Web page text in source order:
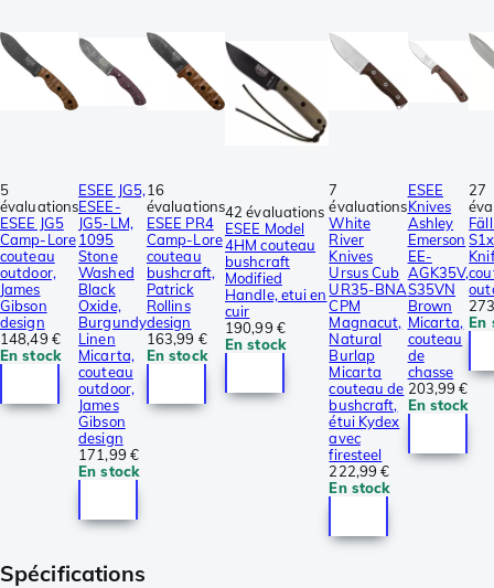
5
évaluations
ESEE JG5
Camp-Lore
couteau
outdoor,
James
Gibson
design
148,49 €
En stock
ESEE JG5,
ESEE-
JG5-LM,
1095
Stone
Washed
Black
Oxide,
Burgundy
Linen
Micarta,
couteau
outdoor,
James
Gibson
design
171,99 €
En stock
16
évaluations
ESEE PR4
Camp-Lore
couteau
bushcraft,
Patrick
Rollins
design
163,99 €
En stock
42 évaluations
ESEE Model
4HM couteau
bushcraft
Modified
Handle, etui en
cuir
190,99 €
En stock
7
évaluations
White
River
Knives
Ursus Cub
UR35-BNA
CPM
Magnacut,
Natural
Burlap
Micarta
couteau de
bushcraft,
étui Kydex
avec
firesteel
222,99 €
En stock
ESEE
Knives
Ashley
Emerson
EE-
AGK35V,
S35VN
Brown
Micarta,
couteau
de
chasse
203,99 €
En stock
27
En
Spécifications